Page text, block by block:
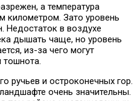
а температура
километром. Зато уровень
Недостаток в воздухе
дышать чаще, но уровень
из-за чего могут
тошнота.
ручьев и остроконечных гор.
очень значительны.